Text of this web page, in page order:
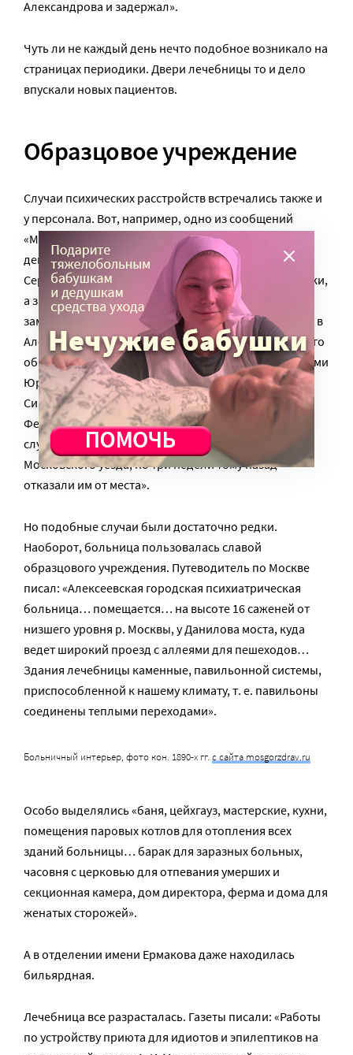
Александрова и задержал».
Чуть ли не каждый день нечто подобное возникало на
страницах периодики. Двери лечебницы то и дело
впускали новых пациентов.
Образцовое учреждение
Случаи психических расстройств встречались также и
у персонала. Вот, например, одно из сообщений
«Московского листка»: «13 сентября какие-то две
девушки пришли в трактир Попова на Большой
Серпуховской улице, спросили себе рябиновой водки,
а затем выпили вместе с ней раствор […], что было
замечено, и отравившиеся немедленно отправлены в
Александровскую больницу московского купеческого
общества, где они назвались крестьянскими девицами
Юрьевского уезда Анастасиею Максимовой
Синюхиной, 18 лет и Клинского уезда Федосьей
Федосеевой, 18 лет, при чем объяснили, что они
служили сиделками на даче Канатчикова, 5 стана
Московского уезда, но три недели тому назад
отказали им от места».
Но подобные случаи были достаточно редки.
Наоборот, больница пользовалась славой
образцового учреждения. Путеводитель по Москве
писал: «Алексеевская городская психиатрическая
больница… помещается… на высоте 16 саженей от
низшего уровня р. Москвы, у Данилова моста, куда
ведет широкий проезд с аллеями для пешеходов…
Здания лечебницы каменные, павильонной системы,
приспособленной к нашему климату, т. е. павильоны
соединены теплыми переходами».
Больничный интерьер, фото кон. 1890-х гг. с сайта mosgorzdrav.ru
Особо выделялись «баня, цейхгауз, мастерские, кухни,
помещения паровых котлов для отопления всех
зданий больницы… барак для заразных больных,
часовня с церковью для отпевания умерших и
секционная камера, дом директора, ферма и дома для
женатых сторожей».
А в отделении имени Ермакова даже находилась
бильярдная.
Лечебница все разрасталась. Газеты писали: «Работы
по устройству приюта для идиотов и эпилептиков на